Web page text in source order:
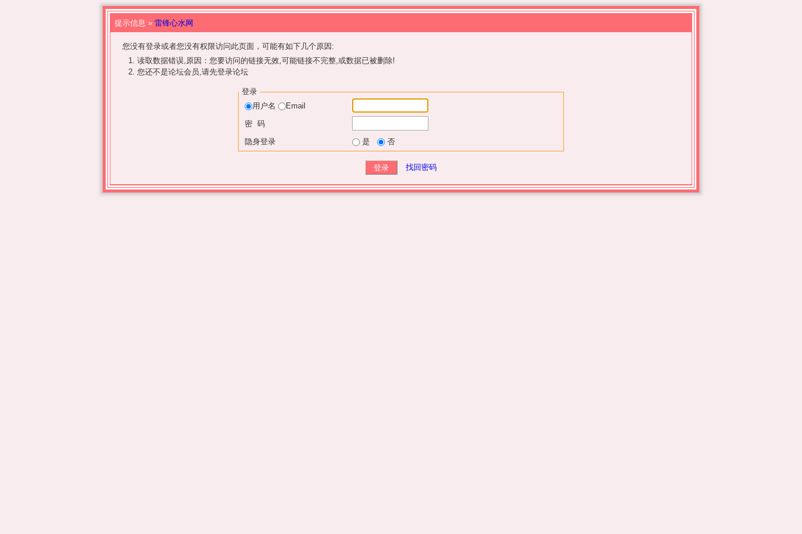
提示信息 » 雷锋心水网
您没有登录或者您没有权限访问此页面，可能有如下几个原因:
读取数据错误,原因：您要访问的链接无效,可能链接不完整,或数据已被删除!
您还不是论坛会员,请先登录论坛
登录
用户名
Email
密 码
隐身登录
是 否
找回密码